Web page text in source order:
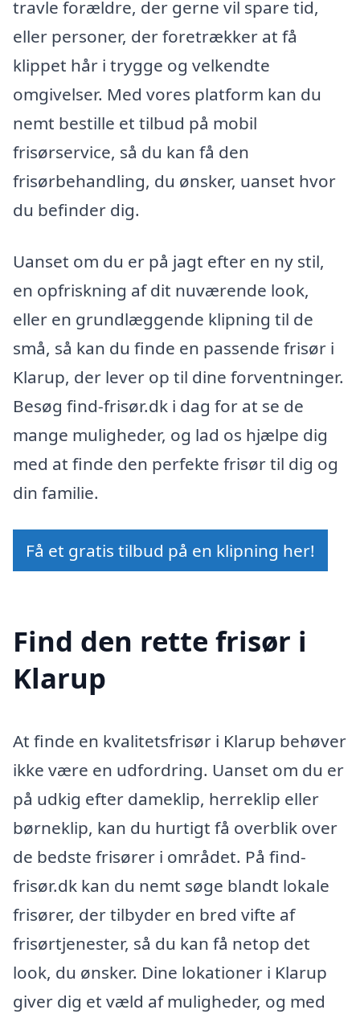
travle forældre, der gerne vil spare tid,
eller personer, der foretrækker at få
klippet hår i trygge og velkendte
omgivelser. Med vores platform kan du
nemt bestille et tilbud på mobil
frisørservice, så du kan få den
frisørbehandling, du ønsker, uanset hvor
du befinder dig.
Uanset om du er på jagt efter en ny stil,
en opfriskning af dit nuværende look,
eller en grundlæggende klipning til de
små, så kan du finde en passende frisør i
Klarup, der lever op til dine forventninger.
Besøg find-frisør.dk i dag for at se de
mange muligheder, og lad os hjælpe dig
med at finde den perfekte frisør til dig og
din familie.
Få et gratis tilbud på en klipning her!
Find den rette frisør i
Klarup
At finde en kvalitetsfrisør i Klarup behøver
ikke være en udfordring. Uanset om du er
på udkig efter dameklip, herreklip eller
børneklip, kan du hurtigt få overblik over
de bedste frisører i området. På find-
frisør.dk kan du nemt søge blandt lokale
frisører, der tilbyder en bred vifte af
frisørtjenester, så du kan få netop det
look, du ønsker. Dine lokationer i Klarup
giver dig et væld af muligheder, og med